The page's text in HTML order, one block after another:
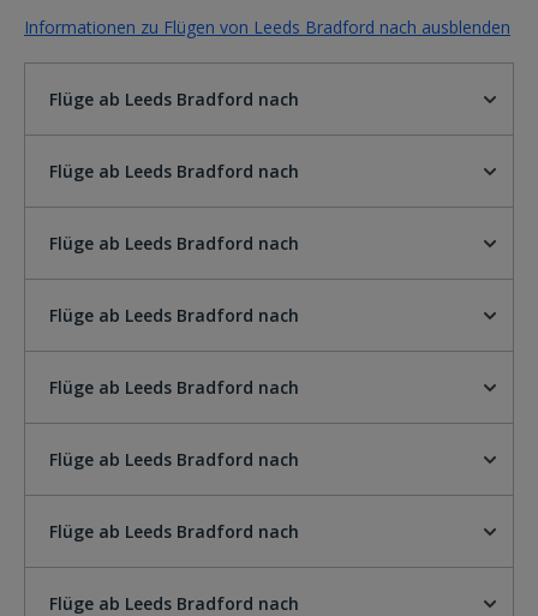
Informationen zu Flügen von Leeds Bradford nach ausblenden
Flüge ab Leeds Bradford nach
Flüge ab Leeds Bradford nach
Flüge ab Leeds Bradford nach
Flüge ab Leeds Bradford nach
Flüge ab Leeds Bradford nach
Flüge ab Leeds Bradford nach
Flüge ab Leeds Bradford nach
Flüge ab Leeds Bradford nach